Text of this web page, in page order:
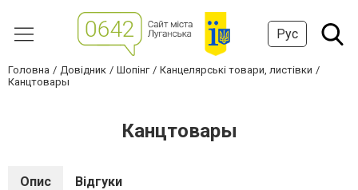
Рус
Головна Довідник Шопінг
Канцелярські товари, листівки
Канцтовары
Канцтовары
Опис Відгуки